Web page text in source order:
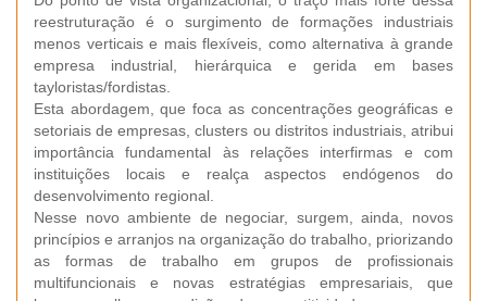
reestruturação é o surgimento de formações industriais
menos verticais e mais flexíveis, como alternativa à grande
empresa industrial, hierárquica e gerida em bases
tayloristas/fordistas.
Esta abordagem, que foca as concentrações geográficas e
setoriais de empresas, clusters ou distritos industriais, atribui
importância fundamental às relações interfirmas e com
instituições locais e realça aspectos endógenos do
desenvolvimento regional.
Nesse novo ambiente de negociar, surgem, ainda, novos
princípios e arranjos na organização do trabalho, priorizando
as formas de trabalho em grupos de profissionais
multifuncionais e novas estratégias empresariais, que